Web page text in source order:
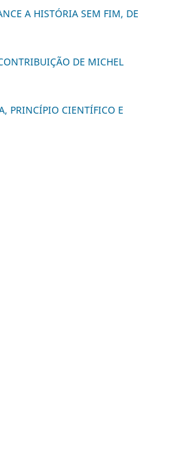
A HISTÓRIA SEM FIM, DE
DE MICHEL
PRINCÍPIO CIENTÍFICO E